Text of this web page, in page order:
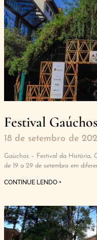
Festival
18 de setembro de
Gaúchos – Festival da História,
de 19 a 29 de setembro em
CONTINUE LENDO +